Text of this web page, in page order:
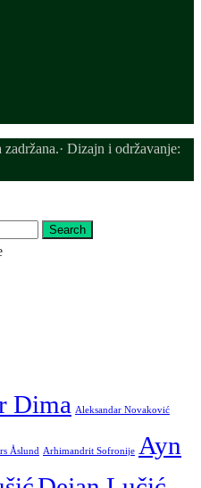
Dizajn i održavanje:
Search
Dima Aleksandar Novaković
Åslund Arhimandrit Sofronije Ayn